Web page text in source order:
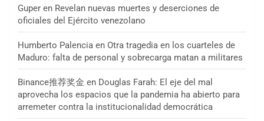
Guper en Revelan nuevas muertes y deserciones de
oficiales del Ejército venezolano
Humberto Palencia en Otra tragedia en los cuarteles de
Maduro: falta de personal y sobrecarga matan a militares
Binance推荐奖金 en Douglas Farah: El eje del mal
aprovecha los espacios que la pandemia ha abierto para
arremeter contra la institucionalidad democrática